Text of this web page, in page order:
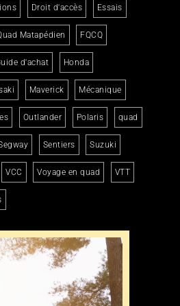
Droit d'accès Essais
Matapédien FQCQ
d'achat Honda
Maverick Mécanique
Outlander Polaris quad
Sentiers Suzuki
VCC Voyage en quad VTT